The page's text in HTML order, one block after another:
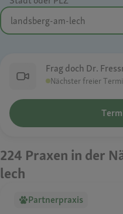
Frag doch Dr.
Nächster freier
224 Praxen in der
lech
Partnerpraxis